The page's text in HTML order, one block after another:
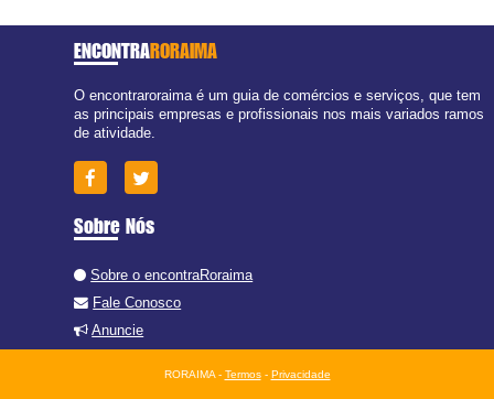
ENCONTRARORAIMA
O encontraroraima é um guia de comércios e serviços, que tem
as principais empresas e profissionais nos mais variados ramos
de atividade.
Sobre Nós
Sobre o encontraRoraima
Fale Conosco
Anuncie
RORAIMA - Termos- Privacidade